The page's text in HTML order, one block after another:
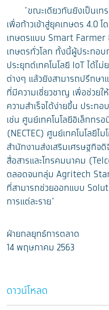
"ขณะเดียวกันยังเป็นเทร
เพื่อก้าวเข้าสู่ยุคเกษตร 4.0
เกษตรแบบ Smart Farmer
เกษตรทั่วโลก ทั้งนี้ผู้ประกอบ
ประยุกต์เทคโนโลยี IoT ได้ไ
ต่างๆ แล้วยังสามารถปรึกษา
ที่มีความเชี่ยวชาญ เพื่อช่วยใ
ความสำเร็จได้ง่ายขึ้น ประก
เช่น ศูนย์เทคโนโลยีอิเล็กทร
(NECTEC) ศูนย์เทคโนโลยีไ
สำนักงานส่งเสริมเศรษฐกิจ
สื่อสารและโทรคมนาคม
ตลอดจนกลุ่ม Agritech
ที่สามารถช่วยออกแบบ
การแต่ละราย"
ฝ่ายกลยุทธ์การตลาด
14 พฤษภาคม 2563
ดาวน์โหลด